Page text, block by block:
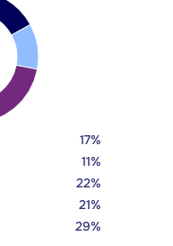
17%
11%
22%
21%
29%